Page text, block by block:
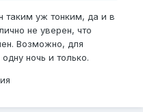
таким уж тонким, да и в
не уверен, что
Возможно, для
ночь и только.